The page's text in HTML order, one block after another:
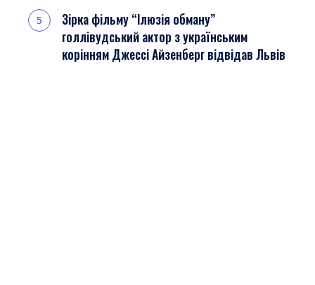
Зірка фільму “Ілюзія обману”
голлівудський актор з українським
корінням Джессі Айзенберг відвідав Львів